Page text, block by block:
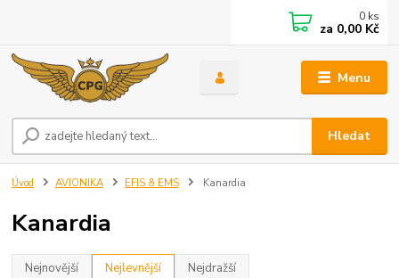
Menu
Hledat
0 ks
za 0,00 Kč
Úvod AVIONIKA EFIS & EMS Kanardia
Kanardia
Nejnovější Nejlevnější Nejdražší